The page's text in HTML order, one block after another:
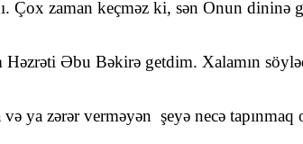
zaman keçməz ki, sən Onun dininə
Həzrəti Əbu Bəkirə getdim. Xalamın
zərər verməyən şeyə necə tapınmaq